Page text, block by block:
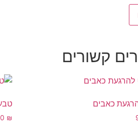
קשורים
כאבים
₪